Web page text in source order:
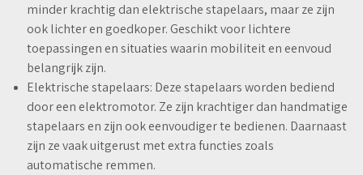
minder krachtig dan elektrische stapelaars, maar ze zijn
ook lichter en goedkoper. Geschikt voor lichtere
toepassingen en situaties waarin mobiliteit en eenvoud
belangrijk zijn.
Elektrische stapelaars: Deze stapelaars worden bediend
door een elektromotor. Ze zijn krachtiger dan handmatige
stapelaars en zijn ook eenvoudiger te bedienen. Daarnaast
zijn ze vaak uitgerust met extra functies zoals
automatische remmen.